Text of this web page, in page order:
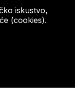
iskustvo,
(cookies).
Copyright © HKA 2026